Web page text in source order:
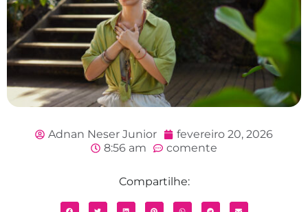
Adnan Neser Junior
fevereiro 20, 2026
8:56 am
comente
Compartilhe: